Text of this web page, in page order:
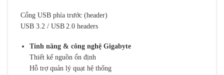
Cổng USB phía trước (header)
USB 3.2 / USB 2.0 headers
Tính năng & công nghệ Gigabyte
Thiết kế nguồn ổn định
Hỗ trợ quản lý quạt hệ thống